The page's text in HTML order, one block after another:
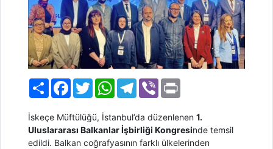
PaylaşFacebook
TwitterWhatsAppTelegram
Viber
İskeçe Müftülüğü, İstanbul’da düzenlenen 1.
Uluslararası Balkanlar İşbirliği Kongresinde temsil
edildi. Balkan coğrafyasının farklı ülkelerinden